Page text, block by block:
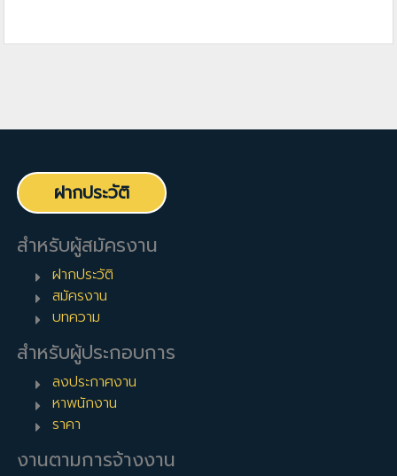
ฝากประวัติ
สำหรับผู้สมัครงาน
ฝากประวัติ
สมัครงาน
บทความ
สำหรับผู้ประกอบการ
ลงประกาศงาน
หาพนักงาน
ราคา
งานตามการจ้างงาน